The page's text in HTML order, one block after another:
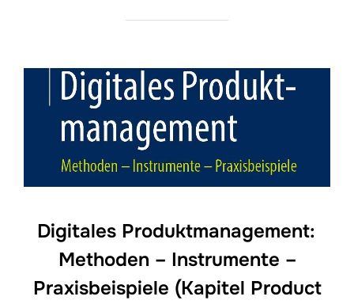
Digitales Produktmanagement:
Methoden – Instrumente –
Praxisbeispiele (Kapitel Product